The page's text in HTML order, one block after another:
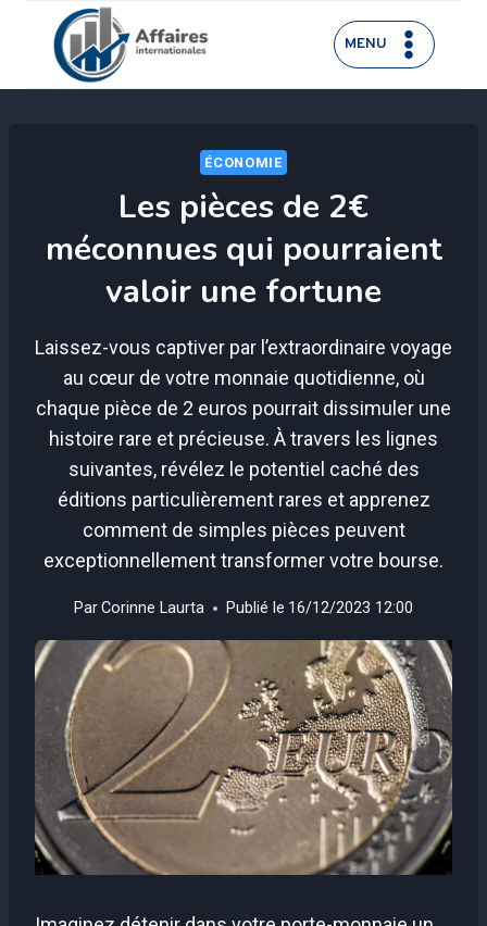
contenu
MENU
ÉCONOMIE
Les pièces de 2€
méconnues qui pourraient
valoir une fortune
Laissez-vous captiver par l’extraordinaire voyage
au cœur de votre monnaie quotidienne, où
chaque pièce de 2 euros pourrait dissimuler une
histoire rare et précieuse. À travers les lignes
suivantes, révélez le potentiel caché des
éditions particulièrement rares et apprenez
comment de simples pièces peuvent
exceptionnellement transformer votre bourse.
ParCorinne Laurta Publié le 16/12/2023 12:00